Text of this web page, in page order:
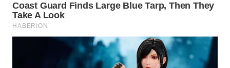
MASYARAKAT
KELISTRIKAN